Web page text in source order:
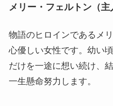
メリー・フェルトン（主
物語のヒロインであるメ
心優しい女性です。幼い
だけを一途に想い続け、
一生懸命努力します。